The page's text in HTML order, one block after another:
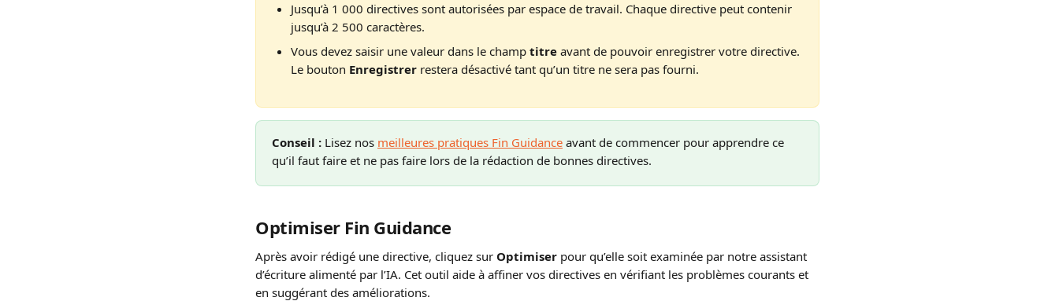
Jusqu’à 1 000 directives sont autorisées par espace de travail. Chaque directive peut contenir
jusqu’à 2 500 caractères.
Vous devez saisir une valeur dans le champ titre avant de pouvoir enregistrer votre directive.
Le bouton Enregistrer restera désactivé tant qu’un titre ne sera pas fourni.
Conseil : Lisez nos meilleures pratiques Fin Guidance avant de commencer pour apprendre ce
qu’il faut faire et ne pas faire lors de la rédaction de bonnes directives.
Optimiser Fin Guidance
Après avoir rédigé une directive, cliquez sur Optimiser pour qu’elle soit examinée par notre assistant
d’écriture alimenté par l’IA. Cet outil aide à affiner vos directives en vérifiant les problèmes courants et
en suggérant des améliorations.